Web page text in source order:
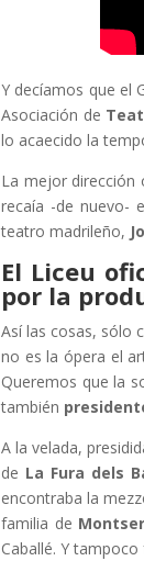
Y decíamos que el
Asociación de
lo acaecido la
La mejor dirección
recaía -de nuevo-
teatro madrileño,
El Liceu
por la
Así las cosas, sólo
no es la ópera el
Queremos que la
también
A la velada,
de La Fura dels
encontraba la
familia de
Caballé. Y